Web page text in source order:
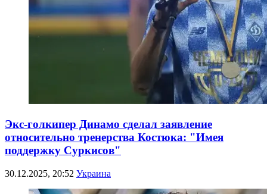
Экс-голкипер Динамо сделал заявление
относительно тренерства Костюка: "Имея
поддержку Суркисов"
30.12.2025, 20:52 Украина